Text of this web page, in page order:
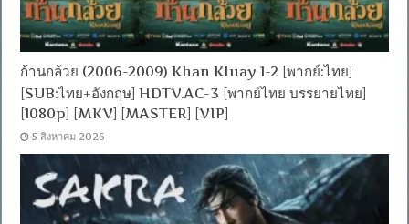
ก้านกล้วย (2006-2009) Khan Kluay 1-2 [พากย์:ไทย]
[SUB:ไทย+อังกฤษ] HDTV.AC-3 [พากย์ไทย บรรยายไทย]
[1080p] [MKV] [MASTER] [VIP]
5 สิงหาคม 2026